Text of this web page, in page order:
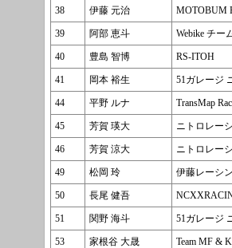
38 伊藤 元治 MOTOBUM
39 阿部 恵斗 Webike チー
40 豊島 智博 RS-ITOH
41 岡本 裕生 51ガレージ
44 平野 ルナ TransMap
45 芳賀 瑛大 ニトロレー
46 芳賀 涼大 ニトロレー
49 松岡 玲 伊藤レーシ
50 長尾 健吾
51 関野 海斗 51ガレージ
53 家根谷 大晟 Team MF &